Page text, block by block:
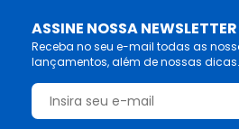
ASSINE NOSSA NEWSLETTER
Receba no seu e-mail todas as
lançamentos, além de nossas dicas.